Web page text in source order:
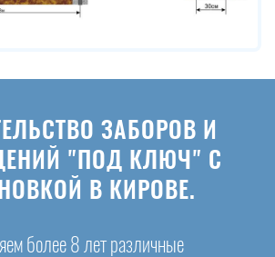
ЗАБОРОВ И
"ПОД КЛЮЧ" С
В КИРОВЕ.
более 8 лет различные